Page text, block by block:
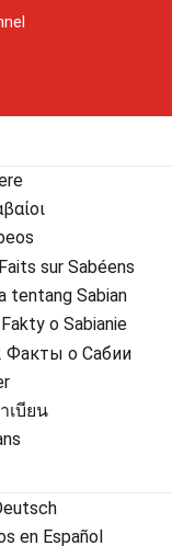
sur Sabéens
Sabian
o Sabianie
о Сабии
เบียน
en Español